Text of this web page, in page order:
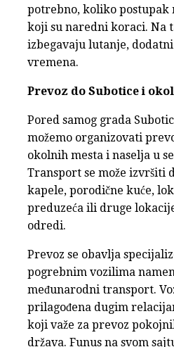
potrebno, koliko postupak
koji su naredni koraci. Na
izbegavaju lutanje,
vremena.
Prevoz do Subotice i
Pored samog grada
možemo organizovati
okolnih mesta i naselja u
Transport se može izvršiti
kapele, porodične kuće,
preduzeća ili druge
odredi.
Prevoz se obavlja
pogrebnim vozilima
međunarodni transport.
prilagođena dugim
koji važe za prevoz
država. Funus na svom